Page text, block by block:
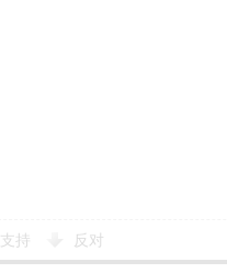
支持 反对